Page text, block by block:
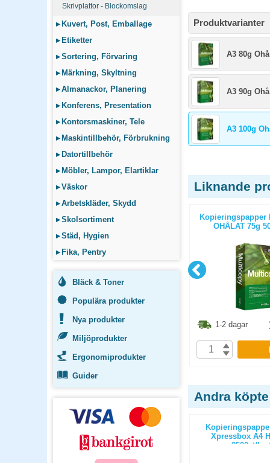
Skrivplattor - Blockomslag
▸ Kuvert, Post, Emballage
▸ Etiketter
▸Sortering, Förvaring
▸ Märkning, Skyltning
▸Almanackor, Planering
▸ Konferens, Presentation
▸ Kontorsmaskiner, Tele
▸ Maskintillbehör, Förbrukning
▸ Datortillbehör
▸ Möbler, Lampor, Elartiklar
▸Väskor
▸Arbetskläder, Skydd
▸Skolsortiment
▸Städ, Hygien
▸ Fika, Pentry
Bläck & Toner
Populära produkter
Nya produkter
Miljöprodukter
Ergonomiprodukter
Guider
Produktvarianter
A3 80g
A3 90g
A3 100g
Liknande
Kopieringspapper Multicopy A4
1-2 dagar
Kopieringspapper
OHÅLAT 75g
1-2 dagar
Andra
Pärmregister papper Jopa A4 1-12
10st/fp
Xpressbox A4
2500st/